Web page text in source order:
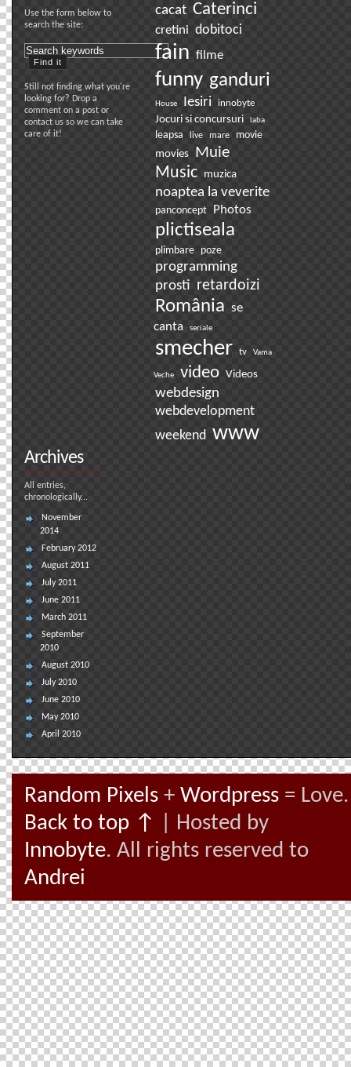
Use the form below to
search the site:
Still not finding what you're
looking for? Drop a
comment on a post or
contact us so we can take
care of it!
cacat Caterinci
cretini dobitoci
fain filme
funny ganduri
House Iesiri innobyte
Jocuri si concursuri laba
leapsa live mare movie
movies
Muie
Music
muzica
noaptea la veverite
panconcept Photos
plictiseala
plimbare poze
programming
prosti retardoizi
România se
canta
seriale
smecher tv Vama
Veche video Videos
webdesign
webdevelopment
weekend www
Archives
All entries,
chronologically...
November
2014
February 2012
August 2011
July 2011
June 2011
March 2011
September
2010
August 2010
July 2010
June 2010
May 2010
April 2010
Random Pixels + Wordpress = Love.
Back to top ↑
| Hosted by
Innobyte. All rights reserved to
Andrei